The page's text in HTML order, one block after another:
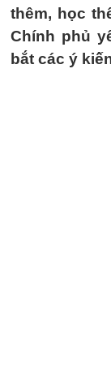
thêm, học
Chính phủ
bắt các ý